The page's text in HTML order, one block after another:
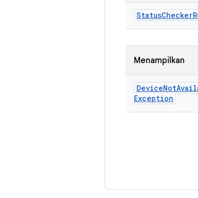
StatusChecker
Menampilkan
DeviceNot
Exception